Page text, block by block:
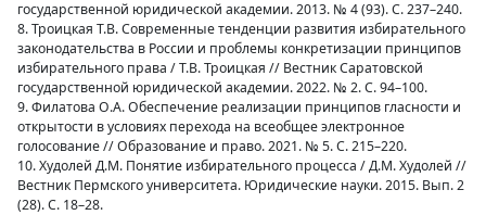
государственной юридической академии. 2013. № 4 (93). С. 237–240.
8. Троицкая Т.В. Современные тенденции развития избирательного
законодательства в России и проблемы конкретизации принципов
избирательного права / Т.В. Троицкая // Вестник Саратовской
государственной юридической академии. 2022. № 2. С. 94–100.
9. Филатова О.А. Обеспечение реализации принципов гласности и
открытости в условиях перехода на всеобщее электронное
голосование // Образование и право. 2021. № 5. С. 215–220.
10. Худолей Д.М. Понятие избирательного процесса / Д.М. Худолей //
Вестник Пермского университета. Юридические науки. 2015. Вып. 2
(28). С. 18–28.